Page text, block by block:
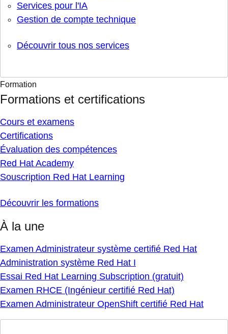
Services pour l'IA
Gestion de compte technique
Découvrir tous nos services
Formation
Formations et certifications
Cours et examens
Certifications
Évaluation des compétences
Red Hat Academy
Souscription Red Hat Learning
Découvrir les formations
À la une
Examen Administrateur système certifié Red Hat
Administration système Red Hat I
Essai Red Hat Learning Subscription (gratuit)
Examen RHCE (Ingénieur certifié Red Hat)
Examen Administrateur OpenShift certifié Red Hat